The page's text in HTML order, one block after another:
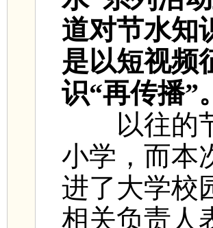
道对节水知
是以短视频
识“再传播”。
以往的节
小学，而本
进了大学校
相关负责人